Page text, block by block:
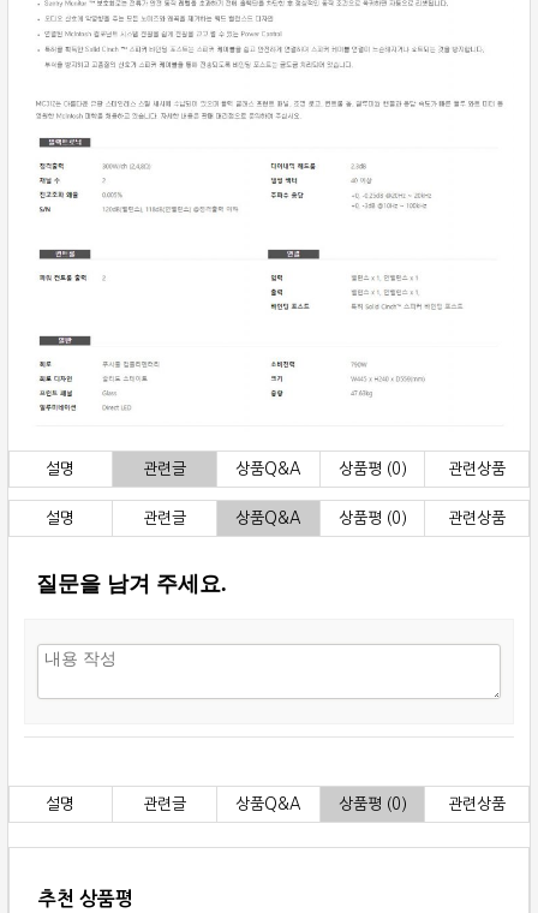
설명 관련글 상품Q&A 상품평 (0) 관련상품
설명 관련글 상품Q&A 상품평 (0) 관련상품
질문을 남겨 주세요.
설명 관련글 상품Q&A 상품평 (0) 관련상품
추천 상품평